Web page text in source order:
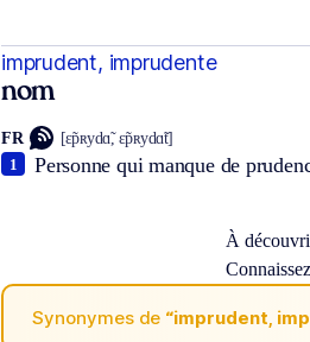
imprudent, imprudente
nom
FR [ɛ̃pʀydɑ̃, ɛ̃pʀydɑ̃t]
Personne qui manque de
1
À
Synonymes de “imprudent,